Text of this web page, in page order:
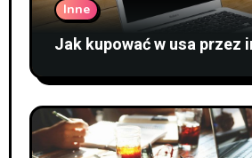
Inne
Jak kupować w usa przez